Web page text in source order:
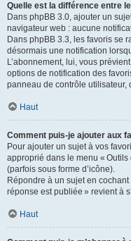
Quelle est la différence entre
Dans phpBB 3.0, ajouter un
navigateur web : aucune
Dans phpBB 3.3, les favoris se
désormais une notification
L’abonnement, lui, vous
options de notification des
panneau de contrôle utilisateur,
Haut
Comment puis-je ajouter aux
Pour ajouter un sujet à vos
approprié dans le menu «
(parfois sous forme d’icône).
Répondre à un sujet en
réponse est publiée » revient à
Haut